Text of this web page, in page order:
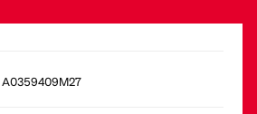
A0359409M27